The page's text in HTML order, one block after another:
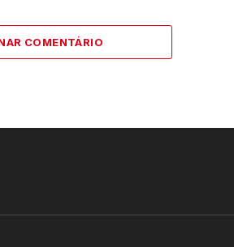
COMENTÁRIO